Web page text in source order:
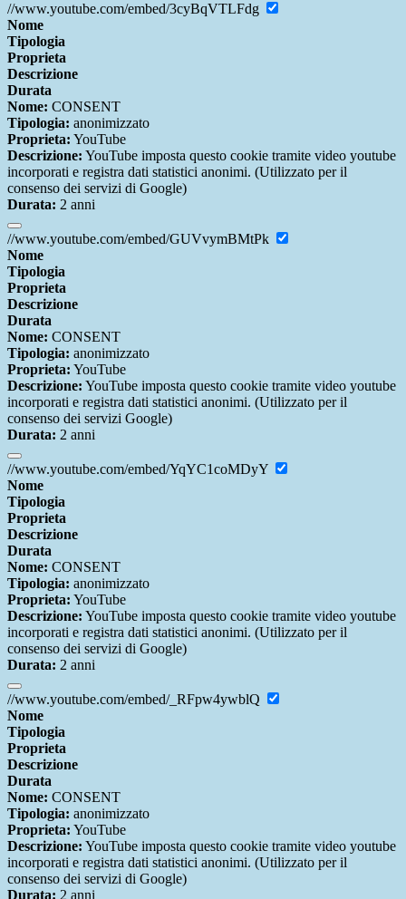
//www.youtube.com/embed/3cyBqVTLFdg
Nome
Tipologia
Proprieta
Descrizione
Durata
Nome: CONSENT
Tipologia: anonimizzato
Proprieta: YouTube
Descrizione: YouTube imposta questo cookie tramite video youtube
incorporati e registra dati statistici anonimi. (Utilizzato per il
consenso dei servizi di Google)
Durata: 2 anni
//www.youtube.com/embed/GUVvymBMtPk
Nome
Tipologia
Proprieta
Descrizione
Durata
Nome: CONSENT
Tipologia: anonimizzato
Proprieta: YouTube
Descrizione: YouTube imposta questo cookie tramite video youtube
incorporati e registra dati statistici anonimi. (Utilizzato per il
consenso dei servizi Google)
Durata: 2 anni
//www.youtube.com/embed/YqYC1coMDyY
Nome
Tipologia
Proprieta
Descrizione
Durata
Nome: CONSENT
Tipologia: anonimizzato
Proprieta: YouTube
Descrizione: YouTube imposta questo cookie tramite video youtube
incorporati e registra dati statistici anonimi. (Utilizzato per il
consenso dei servizi di Google)
Durata: 2 anni
//www.youtube.com/embed/_RFpw4ywblQ
Nome
Tipologia
Proprieta
Descrizione
Durata
Nome: CONSENT
Tipologia: anonimizzato
Proprieta: YouTube
Descrizione: YouTube imposta questo cookie tramite video youtube
incorporati e registra dati statistici anonimi. (Utilizzato per il
consenso dei servizi di Google)
Durata: 2 anni